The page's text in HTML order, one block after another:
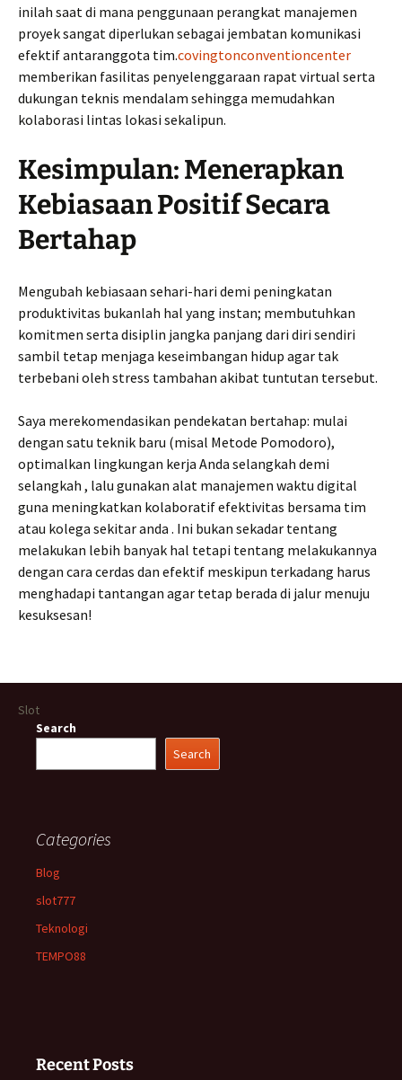
inilah saat di mana penggunaan perangkat manajemen
proyek sangat diperlukan sebagai jembatan komunikasi
efektif antaranggota tim.covingtonconventioncenter
memberikan fasilitas penyelenggaraan rapat virtual serta
dukungan teknis mendalam sehingga memudahkan
kolaborasi lintas lokasi sekalipun.
Kesimpulan: Menerapkan
Kebiasaan Positif Secara
Bertahap
Mengubah kebiasaan sehari-hari demi peningkatan
produktivitas bukanlah hal yang instan; membutuhkan
komitmen serta disiplin jangka panjang dari diri sendiri
sambil tetap menjaga keseimbangan hidup agar tak
terbebani oleh stress tambahan akibat tuntutan tersebut.
Saya merekomendasikan pendekatan bertahap: mulai
dengan satu teknik baru (misal Metode Pomodoro),
optimalkan lingkungan kerja Anda selangkah demi
selangkah , lalu gunakan alat manajemen waktu digital
guna meningkatkan kolaboratif efektivitas bersama tim
atau kolega sekitar anda . Ini bukan sekadar tentang
melakukan lebih banyak hal tetapi tentang melakukannya
dengan cara cerdas dan efektif meskipun terkadang harus
menghadapi tantangan agar tetap berada di jalur menuju
kesuksesan!
Search
Search
Categories
Blog
slot777
Teknologi
TEMPO88
Recent Posts
Slot